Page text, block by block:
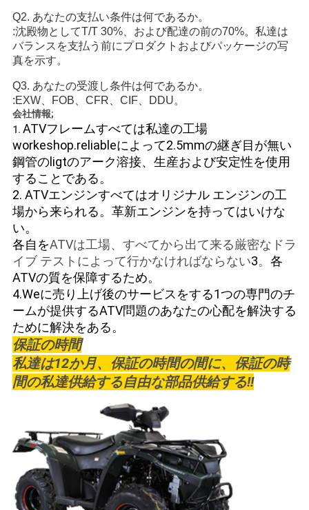
シ
ー
Q2. あなたの支払い条件は何であるか。
:沈殿物としてT/T 30%、および配達の前の70%。私達は
バランスを支払う前にプロダクトおよびパッケージの写
真を示す。
Q3. あなたの受渡し条件は何であるか。
:EXW、FOB、CFR、CIF、DDU。
会社情報;
1. ATVフレームすべては私達の工場
workeshop.reliableによって2.5mmの継ぎ目が無い
鋼管のligtのアーク溶接、生産および安定性を使用
することである。
2. ATVエンジンすべてはオリジナル エンジンの工
場から来られる。革新エンジンを持ってはいけな
い。
各自をATVは工場、すべてから出て来る厳密なドラ
イブ テストによって行かなければならない3。 各
ATVの質を保障するため。
4.Weに売り上げ後のサービスをする1つの専門のチ
ームが提供するATV問題のあなたの心配を解決する
ために解決をある。
保証の時間
私達は12か月、保証の時間の間に、保証の時
間の私達供給する自由な部品供給する!!